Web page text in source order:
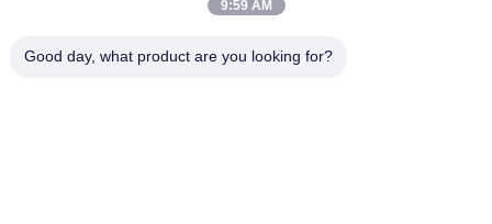
工場見学
9:59 AM
Good day, what product are you looking for?